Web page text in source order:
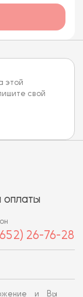
этой
свой
26-76-28
и Вы